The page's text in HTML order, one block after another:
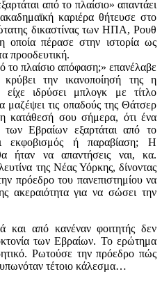
από το πλαίσιο» απαντάει
καριέρα θήτευσε στο
δικαστίνας των ΗΠΑ, Ρουθ
οποία πέρασε στην ιστορία ως
προοδευτική.
το πλαίσιο απόφαση;» επανέλαβε
κρύβει την ικανοποίησή της η
ιδρύσει μπλογκ με τίτλο
μαζέψει τις οπαδούς της Θάτσερ
κατάθεσή σου σήμερα, ότι ένα
των Εβραίων εξαρτάται από το
εκφοβισμός ή παραβίαση; Η
ήταν να απαντήσεις ναι, κα.
της Νέας Υόρκης, δίνοντας
πρόεδρο του πανεπιστημίου να
ακεραιότητα για να σώσει την
και από κανέναν φοιτητής δεν
των Εβραίων. Το ερώτημα
Ρωτούσε την πρόεδρο πώς
τέτοιο κάλεσμα…